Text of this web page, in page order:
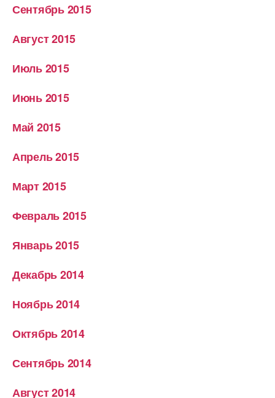
Сентябрь 2015
Август 2015
Июль 2015
Июнь 2015
Май 2015
Апрель 2015
Март 2015
Февраль 2015
Январь 2015
Декабрь 2014
Ноябрь 2014
Октябрь 2014
Сентябрь 2014
Август 2014